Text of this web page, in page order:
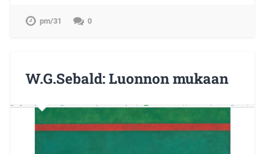
pm/31 0
W.G.Sebald: Luonnon mukaan